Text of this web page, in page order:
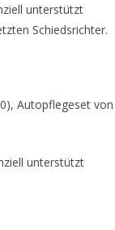
unterstützt
Schiedsrichter.
Autopflegeset von
unterstützt